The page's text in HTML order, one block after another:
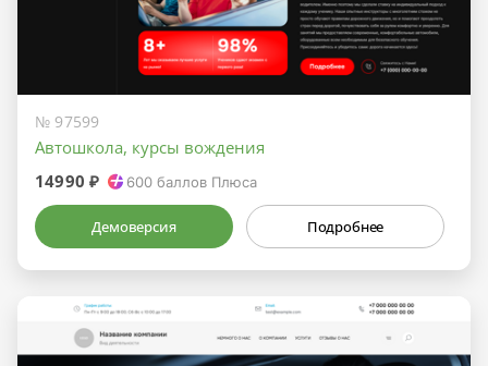
№ 97599
Автошкола, курсы вождения
14990 ₽
600 баллов Плюса
Демоверсия Подробнее